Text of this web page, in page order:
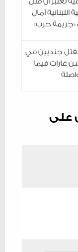
اللبنانية آمال
«جريمة حرب»
جنديين في
غارات فيما
على